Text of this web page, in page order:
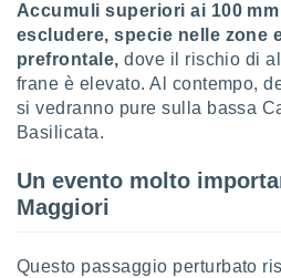
Accumuli superiori ai 100
escludere, specie nelle zone
prefrontale, dove il rischio di
frane è elevato. Al contempo,
si vedranno pure sulla bassa
Basilicata.
Un evento molto
Maggiori
Questo passaggio perturbato